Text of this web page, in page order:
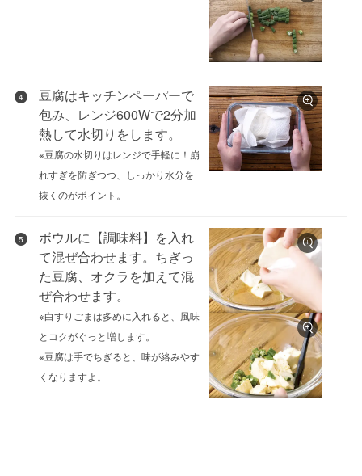
4
豆腐はキッチンペーパーで
包み、レンジ600Wで2分加
熱して水切りをします。
※豆腐の水切りはレンジで手軽に！崩
れすぎを防ぎつつ、しっかり水分を
抜くのがポイント。
5
ボウルに【調味料】を入れ
て混ぜ合わせます。ちぎっ
た豆腐、オクラを加えて混
ぜ合わせます。
※白すりごまは多めに入れると、風味
とコクがぐっと増します。
※豆腐は手でちぎると、味が絡みやす
くなりますよ。